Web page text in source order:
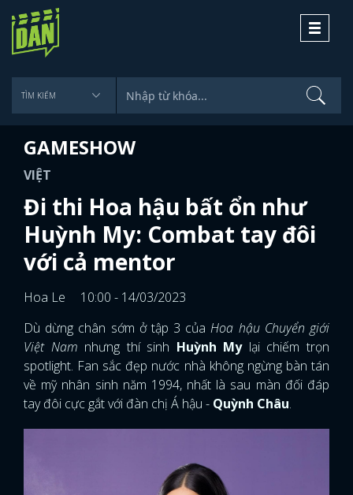
Toggle
GAMESHOW
VIỆT
Đi thi Hoa hậu bất ổn như
Huỳnh My: Combat tay đôi
với cả mentor
Hoa Le
10:00 - 14/03/2023
Dù dừng chân sớm ở tập 3 củaHoa hậu Chuyển giới
Việt Nam nhưng thí sinh Huỳnh Mylại chiếm trọn
spotlight. Fan sắc đẹp nước nhà không ngừng bàn tán
về mỹ nhân sinh năm 1994, nhất là sau màn đối đáp
tay đôi cực gắt với đàn chị Á hậu - Quỳnh Châu.